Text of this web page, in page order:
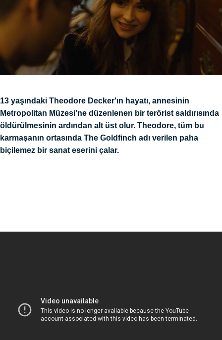
13 yaşındaki Theodore Decker'ın hayatı, annesinin
Metropolitan Müzesi'ne düzenlenen bir terörist saldırısında
öldürülmesinin ardından alt üst olur. Theodore, tüm bu
karmaşanın ortasında The Goldfinch adı verilen paha
biçilemez bir sanat eserini çalar.